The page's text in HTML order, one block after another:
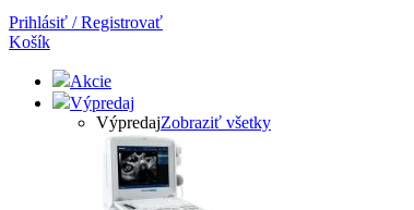
Prihlásiť / Registrovať
Košík
Akcie
Výpredaj
VýpredajZobraziť všetky